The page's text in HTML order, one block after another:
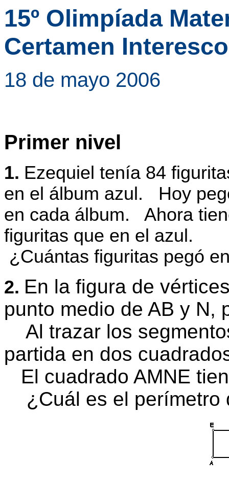
15º Olimpíada
Certamen
18 de mayo 2006
Primer nivel
1. Ezequiel tenía 84
en el álbum azul. Hoy
en cada álbum. Ahora
figuritas que en el azul.
¿Cuántas figuritas pegó
2. En la figura de
punto medio de AB y N,
Al trazar los
partida en dos
El cuadrado AMNE
¿Cuál es el perímetro